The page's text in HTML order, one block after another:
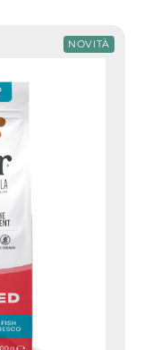
NOVITÀ